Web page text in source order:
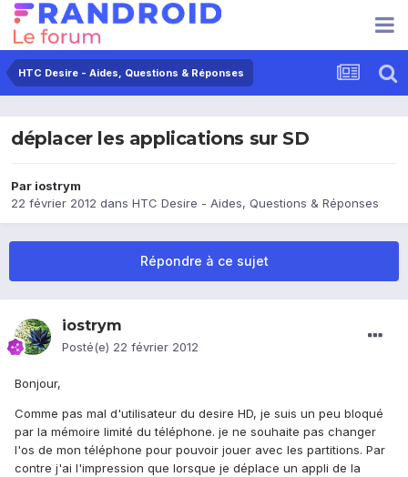
HTC Desire - Aides, Questions & Réponses
déplacer les applications sur SD
Par iostrym
22 février 2012 dans HTC Desire - Aides, Questions & Réponses
Répondre à ce sujet
iostrym
Posté(e) 22 février 2012
Bonjour,
Comme pas mal d'utilisateur du desire HD, je suis un peu bloqué
par la mémoire limité du téléphone. je ne souhaite pas changer
l'os de mon téléphone pour pouvoir jouer avec les partitions. Par
contre j'ai l'impression que lorsque je déplace un appli de la